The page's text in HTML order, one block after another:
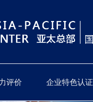
评价 企业特色认证